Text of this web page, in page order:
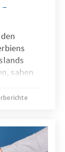
sahen
gerecht.